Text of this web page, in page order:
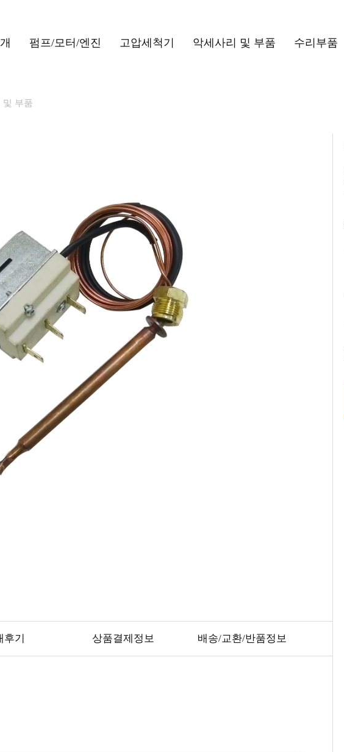
펌프/모터/엔진 고압세척기 악세사리 및 부품 수리부품
및 부품
후기 상품결제정보 배송/교환/반품정보